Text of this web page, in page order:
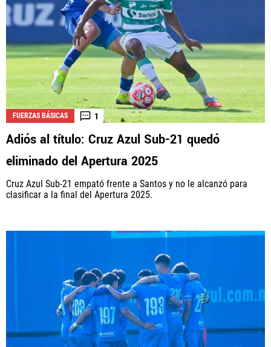
FUERZAS BÁSICAS 1
Adiós al título: Cruz Azul Sub-21 quedó
eliminado del Apertura 2025
Cruz Azul Sub-21 empató frente a Santos y no le alcanzó para
clasificar a la final del Apertura 2025.